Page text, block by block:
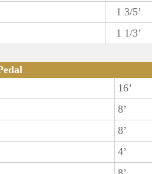
1 3/5’
1 1/3’
16’
8’
8’
4’